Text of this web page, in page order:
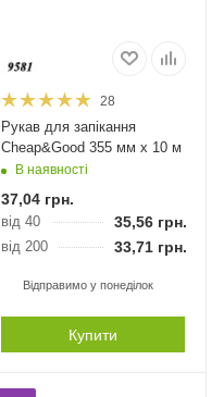
28
Рукав для запікання
Cheap&Good 355 мм х 10 м
В наявності
37,04грн.
від 40 35,56грн.
від 200 33,71грн.
Відправимо у понеділок
Купити